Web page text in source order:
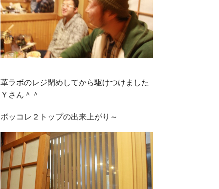
革ラボのレジ閉めしてから駆けつけました
Ｙさん＾＾
ボッコレ２トップの出来上がり～